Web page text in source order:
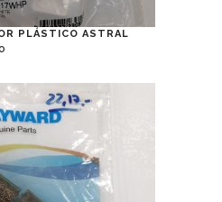
PLÁSTICO ASTRAL